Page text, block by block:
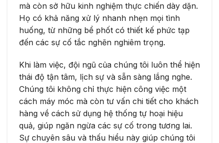
mà còn sở hữu kinh nghiệm thực chiến dày dặn.
Họ có khả năng xử lý nhanh nhẹn mọi tình
huống, từ những bể phốt có thiết kế phức tạp
đến các sự cố tắc nghẽn nghiêm trọng.
Khi làm việc, đội ngũ của chúng tôi luôn thể hiện
thái độ tận tâm, lịch sự và sẵn sàng lắng nghe.
Chúng tôi không chỉ thực hiện công việc một
cách máy móc mà còn tư vấn chi tiết cho khách
hàng về cách sử dụng hệ thống tự hoại hiệu
quả, giúp ngăn ngừa các sự cố trong tương lai.
Sự chuyên sâu và thấu hiểu này giúp chúng tôi